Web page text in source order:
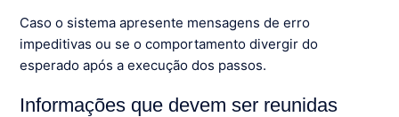
Caso o sistema apresente mensagens de erro
impeditivas ou se o comportamento divergir do
esperado após a execução dos passos.
Informações que devem ser reunidas